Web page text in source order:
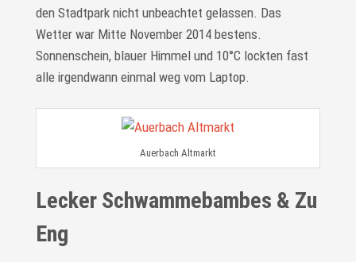
den Stadtpark nicht unbeachtet gelassen. Das
Wetter war Mitte November 2014 bestens.
Sonnenschein, blauer Himmel und 10°C lockten fast
alle irgendwann einmal weg vom Laptop.
Auerbach Altmarkt
Lecker Schwammebambes & Zu
Eng